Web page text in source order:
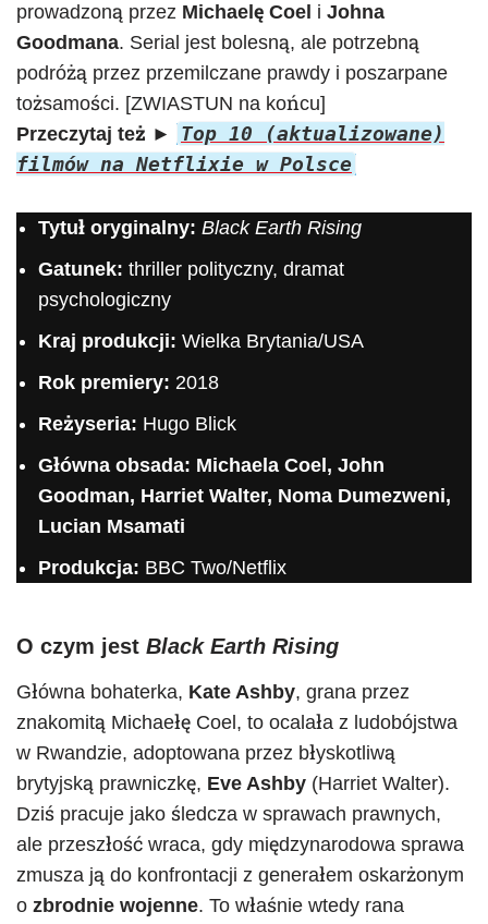
prowadzoną przez Michaelę Coel i Johna
Goodmana. Serial jest bolesną, ale potrzebną
podróżą przez przemilczane prawdy i poszarpane
tożsamości. [ZWIASTUN na końcu]
Przeczytaj też ►
Top 10 (aktualizowane)
filmów na Netflixie w Polsce
Tytuł oryginalny: Black Earth Rising
Gatunek: thriller polityczny, dramat
psychologiczny
Kraj produkcji: Wielka Brytania/USA
Rok premiery: 2018
Reżyseria: Hugo Blick
Główna obsada: Michaela Coel, John
Goodman, Harriet Walter, Noma Dumezweni,
Lucian Msamati
Produkcja: BBC Two/Netflix
O czym jest Black Earth Rising
Główna bohaterka, Kate Ashby, grana przez
znakomitą Michaełę Coel, to ocalała z ludobójstwa
w Rwandzie, adoptowana przez błyskotliwą
brytyjską prawniczkę, Eve Ashby (Harriet Walter).
Dziś pracuje jako śledcza w sprawach prawnych,
ale przeszłość wraca, gdy międzynarodowa sprawa
zmusza ją do konfrontacji z generałem oskarżonym
o zbrodnie wojenne. To właśnie wtedy rana